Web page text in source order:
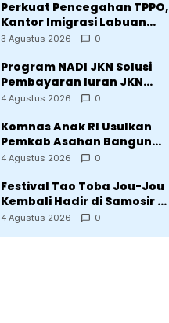
Perkuat Pencegahan TPPO,
Kantor Imigrasi Labuan
Bajo Hibahkan Motor
di Manggarai
3 Agustus 2026 0
Program NADI JKN Solusi
Pembayaran Iuran JKN
Bagi Pekerja yang
Tetap
4 Agustus 2026 0
Komnas Anak RI Usulkan
Pemkab Asahan Bangun
Rumah Anak untuk Korban
4 Agustus 2026 0
Festival Tao Toba Jou-Jou
Kembali Hadir di Samosir 6-
9 Agustus 2026: Datang
4 Agustus 2026 0